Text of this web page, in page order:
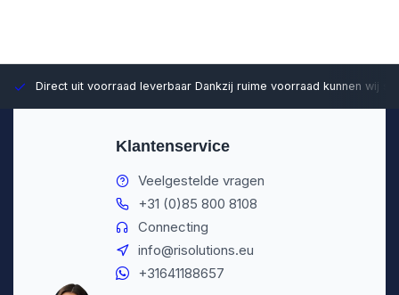
Direct uit voorraad leverbaar Dankzij ruime voorraad kunnen wij
Klantenservice
Veelgestelde vragen
+31 (0)85 800 8108
Connecting
info@risolutions.eu
+31641188657